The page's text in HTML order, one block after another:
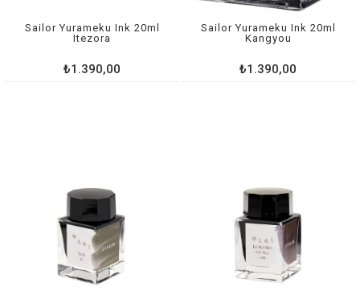
Sailor Yurameku Ink 20ml
Itezora
₺1.390,00
Sailor Yurameku Ink 20ml
Kangyou
₺1.390,00